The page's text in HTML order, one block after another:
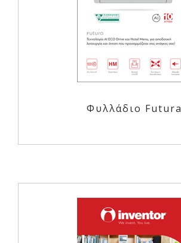
Φυλλάδιο Futura